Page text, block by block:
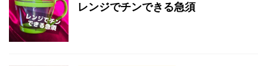
レンジでチンできる急須